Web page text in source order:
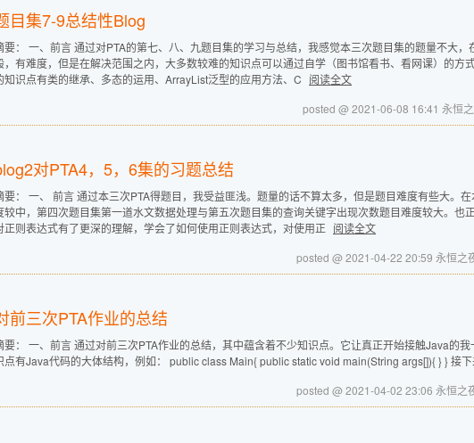
目集7-9总结性Blog
要： 一、前言 通过对PTA的第七、八、九题目集的学习与总结，我感觉本三次题目集的题量不大
，有难度，但是在解决范围之内，大多数较难的知识点可以通过自学（图书馆看书、看网课）的方
知识点有类的继承、多态的运用、ArrayList泛型的应用方法、C 阅读全文
posted @ 2021-06-08 16:41 永恒
对PTA4，5，6集的习题总结
要： 一、 前言 通过本三次PTA得题目，我受益匪浅。题量的话不算太多，但是题目难度有些大。
较中，第四次题目集第一道水文数据处理与第五次题目集的查询关键字出现次数题目难度较大。也
正则表达式有了更深的理解，学会了如何使用正则表达式，对使用正 阅读全文
posted @ 2021-04-22 20:59 永恒之
前三次PTA作业的总结
要： 一、前言 通过对前三次PTA作业的总结，其中蕴含着不少知识点。它让真正开始接触Java的
点有Java代码的大体结构，例如： public class Main{ public static void main(String args[]){ } } 接
posted @ 2021-04-02 23:06 永恒之